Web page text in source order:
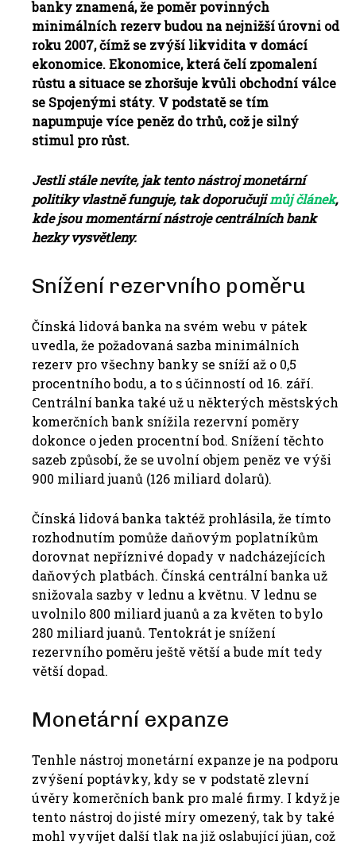
banky znamená, že poměr povinných
minimálních rezerv budou na nejnižší úrovni od
roku 2007, čímž se zvýší likvidita v domácí
ekonomice. Ekonomice, která čelí zpomalení
růstu a situace se zhoršuje kvůli obchodní válce
se Spojenými státy. V podstatě se tím
napumpuje více peněz do trhů, což je silný
stimul pro růst.
Jestli stále nevíte, jak tento nástroj monetární
politiky vlastně funguje, tak doporučujimůj článek,
kde jsou momentární nástroje centrálních bank
hezky vysvětleny.
Snížení rezervního poměru
Čínská lidová banka na svém webu v pátek
uvedla, že požadovaná sazba minimálních
rezerv pro všechny banky se sníží až o 0,5
procentního bodu, a to s účinností od 16. září.
Centrální banka také už u některých městských
komerčních bank snížila rezervní poměry
dokonce o jeden procentní bod. Snížení těchto
sazeb způsobí, že se uvolní objem peněz ve výši
900 miliard juanů (126 miliard dolarů).
Čínská lidová banka taktéž prohlásila, že tímto
rozhodnutím pomůže daňovým poplatníkům
dorovnat nepříznivé dopady v nadcházejících
daňových platbách. Čínská centrální banka už
snižovala sazby v lednu a květnu. V lednu se
uvolnilo 800 miliard juanů a za květen to bylo
280 miliard juanů. Tentokrát je snížení
rezervního poměru ještě větší a bude mít tedy
větší dopad.
Monetární expanze
Tenhle nástroj monetární expanze je na podporu
zvýšení poptávky, kdy se v podstatě zlevní
úvěry komerčních bank pro malé firmy. I když je
tento nástroj do jisté míry omezený, tak by také
mohl vyvíjet další tlak na již oslabující jüan, což